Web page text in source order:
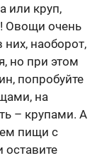
или круп,
Овощи очень
них, наоборот,
но при этом
попробуйте
на
– крупами. А
пищи с
оставите